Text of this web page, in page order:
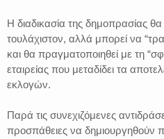
Η διαδικασία της δημοπρασίας
τουλάχιστον, αλλά μπορεί να
και θα πραγματοποιηθεί με τη
εταιρείας που μεταδίδει τα
εκλογών.
Παρά τις συνεχιζόμενες
προσπάθειες να δημιουργηθούν